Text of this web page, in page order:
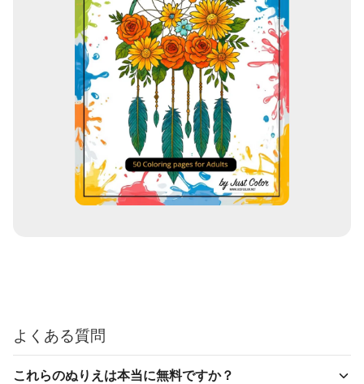
よくある質問
これらのぬりえは本当に無料ですか？